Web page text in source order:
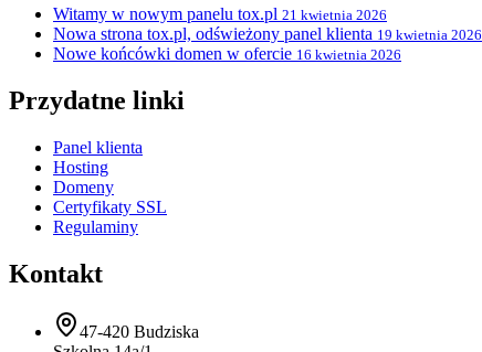
Witamy w nowym panelu tox.pl 21 kwietnia 2026
Nowa strona tox.pl, odświeżony panel klienta 19 kwietnia 2026
Nowe końcówki domen w ofercie 16 kwietnia 2026
Przydatne linki
Panel klienta
Hosting
Domeny
Certyfikaty SSL
Regulaminy
Kontakt
47-420 Budziska